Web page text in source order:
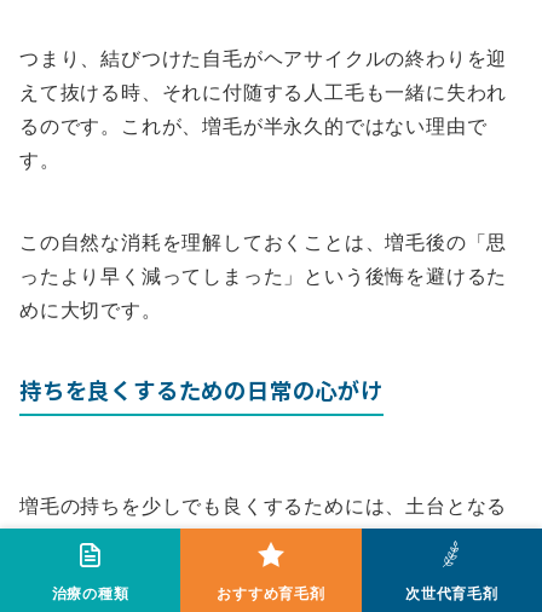
治療の種類 おすすめ育毛剤 次世代育毛剤
つまり、結びつけた自毛がヘアサイクルの終わりを迎
えて抜ける時、それに付随する人工毛も一緒に失われ
るのです。これが、増毛が半永久的ではない理由で
す。
この自然な消耗を理解しておくことは、増毛後の「思
ったより早く減ってしまった」という後悔を避けるた
めに大切です。
持ちを良くするための日常の心がけ
増毛の持ちを少しでも良くするためには、土台となる
自毛を健康に保つことが何よりも重要です。